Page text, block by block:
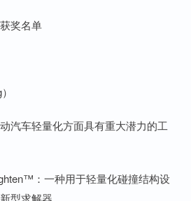
奖名单
汽车轻量化方面具有重大潜力的工
：一种用于轻量化碰撞结构设